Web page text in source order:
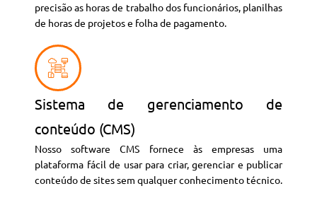
precisão as horas de trabalho dos funcionários, planilhas
de horas de projetos e folha de pagamento.
Sistema de gerenciamento de
conteúdo (CMS)
Nosso software CMS fornece às empresas uma
plataforma fácil de usar para criar, gerenciar e publicar
conteúdo de sites sem qualquer conhecimento técnico.